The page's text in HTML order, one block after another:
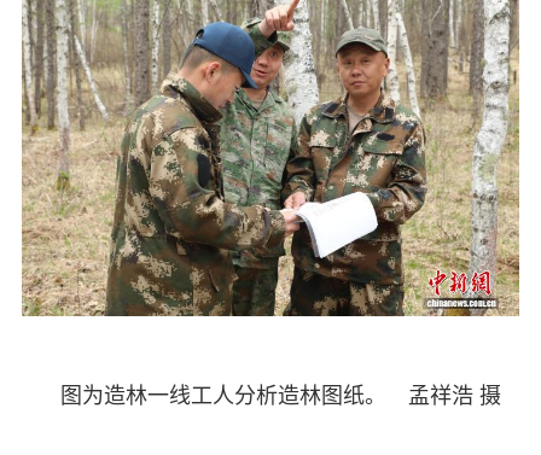
图为造林一线工人分析造林图纸。 孟祥浩 摄